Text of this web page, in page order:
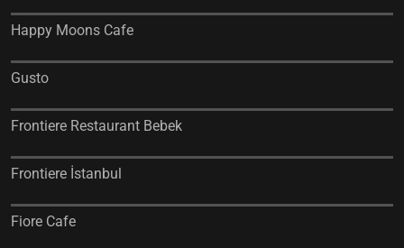
Happy Moons Cafe
Gusto
Frontiere Restaurant Bebek
Frontiere İstanbul
Fiore Cafe